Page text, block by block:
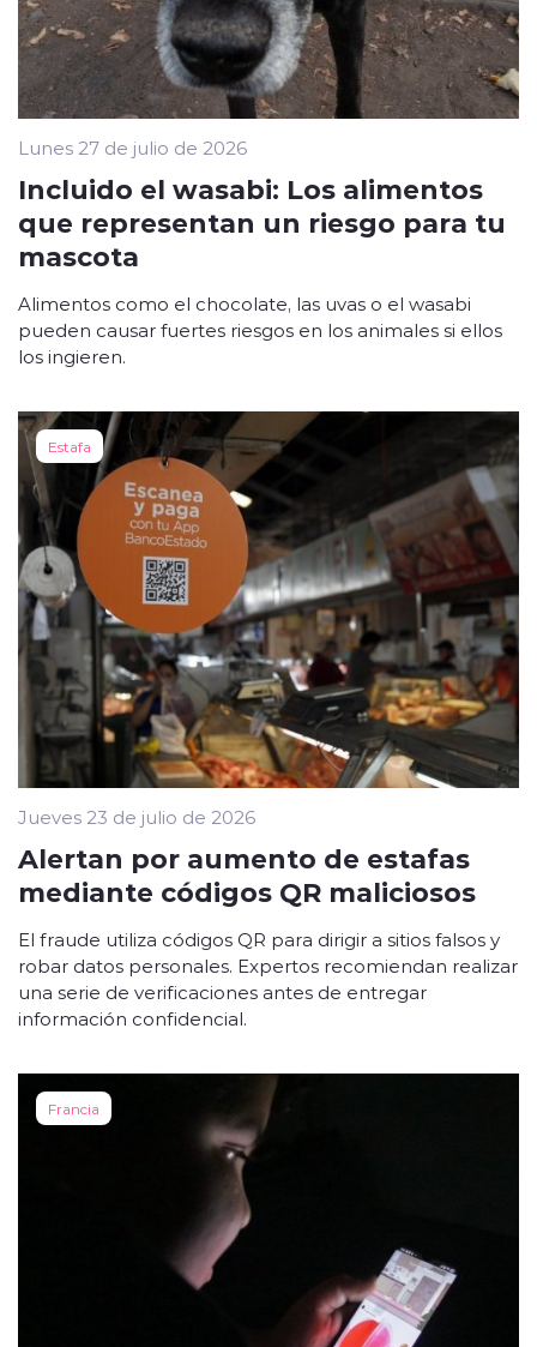
Lunes 27 de julio de 2026
Incluido el wasabi: Los alimentos
que representan un riesgo para tu
mascota
Alimentos como el chocolate, las uvas o el wasabi
pueden causar fuertes riesgos en los animales si ellos
los ingieren.
Estafa
Jueves 23 de julio de 2026
Alertan por aumento de estafas
mediante códigos QR maliciosos
El fraude utiliza códigos QR para dirigir a sitios falsos y
robar datos personales. Expertos recomiendan realizar
una serie de verificaciones antes de entregar
información confidencial.
Francia